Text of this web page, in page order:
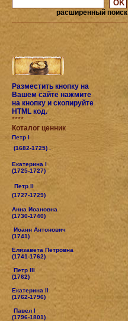
расширенный поиск
Разместить кнопку на
Вашем сайте нажмите
на кнопку и скопируйте
HTML код.
****
Коталог ценник
Петр I
(1682-1725) .
Екатерина I
(1725-1727)
Петр II
(1727-1729)
Анна Иоановна
(1730-1740)
Иоанн Антонович
(1741)
Елизавета Петровна
(1741-1762)
Петр III
(1762)
Екатерина II
(1762-1796)
Павел I
(1796-1801)